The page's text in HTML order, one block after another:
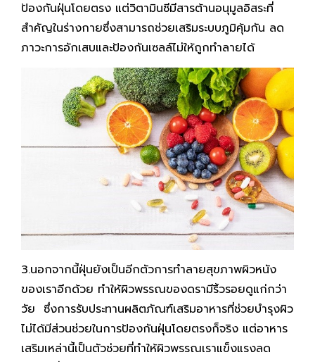
ป้องกันฝุ่นโดยตรง แต่วิตามินซีมีสารต้านอนุมูลอิสระที่
สำคัญในร่างกายซึ่งสามารถช่วยเสริมระบบภูมิคุ้มกัน ลด
ภาวะการอักเสบและป้องกันเซลล์ไม่ให้ถูกทำลายได้
3.นอกจากนี้ฝุ่นยังเป็นอีกตัวการทำลายสุขภาพผิวหนัง
ของเราอีกด้วย ทำให้ผิวพรรณของดรามีริ้วรอยดูแก่กว่า
วัย ซึ่งการรับประทานผลิตภัณฑ์เสริมอาหารที่ช่วยบำรุงผิว
ไม่ได้มีส่วนช่วยในการป้องกันฝุ่นโดยตรงก็จริง แต่อาหาร
เสริมเหล่านี้เป็นตัวช่วยที่ทำให้ผิวพรรณเราแข็งแรงลด